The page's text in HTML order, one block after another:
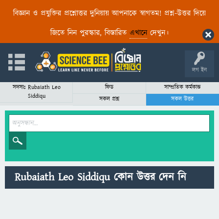
বিজ্ঞান ও প্রযুক্তির প্রশ্নোত্তর দুনিয়ায় আপনাকে স্বাগতম! প্রশ্ন-উত্তর দিয়ে
জিতে নিন পুরস্কার, বিস্তারিত এখানেদেখুন।
লগ ইন
সদস্যঃ Rubaiath Leo
Siddiqu
ফিড
সাম্প্রতিক কর্মকান্ড
সকল প্রশ্ন
সকল উত্তর
Rubaiath Leo Siddiqu কোন উত্তর দেন নি